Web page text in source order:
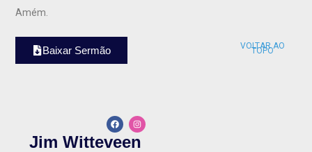
Amém.
Baixar Sermão VOLTAR AO
TOPO
Jim Witteveen